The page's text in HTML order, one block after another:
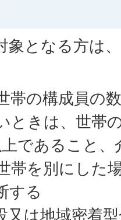
象となる方は
帯の構成員の
ときは、世帯
であること、
帯を別にした
する
又は地域密着